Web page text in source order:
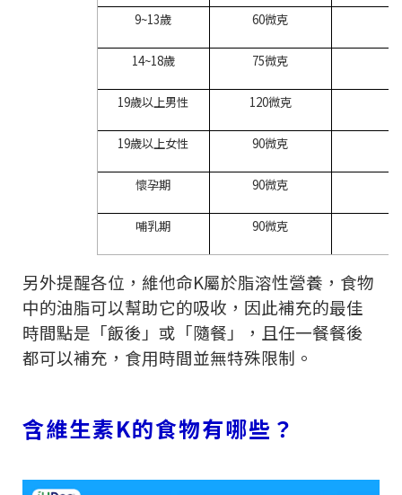
9~13歲 60微克
14~18歲 75微克
19歲以上男性 120微克
19歲以上女性 90微克
懷孕期 90微克
哺乳期 90微克
另外提醒各位，維他命K屬於脂溶性營養，食物
中的油脂可以幫助它的吸收，因此補充的最佳
時間點是「飯後」或「隨餐」，且任一餐餐後
都可以補充，食用時間並無特殊限制。
含維生素K的食物有哪些？